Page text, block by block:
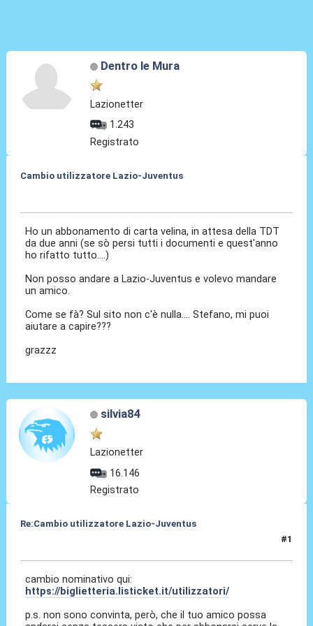
Dentro le Mura
Lazionetter
1.243
Registrato
Cambio utilizzatore Lazio-Juventus
Ho un abbonamento di carta velina, in attesa della TDT
da due anni (se sò persi tutti i documenti e quest'anno
ho rifatto tutto....)
Non posso andare a Lazio-Juventus e volevo mandare
un amico.
Come se fà? Sul sito non c'è nulla.... Stefano, mi puoi
aiutare a capire???
grazzz
silvia84
Lazionetter
16.146
Registrato
Re:Cambio utilizzatore Lazio-Juventus
#1
cambio nominativo qui:
https://biglietteria.listicket.it/utilizzatori/
p.s. non sono convinta, però, che il tuo amico possa